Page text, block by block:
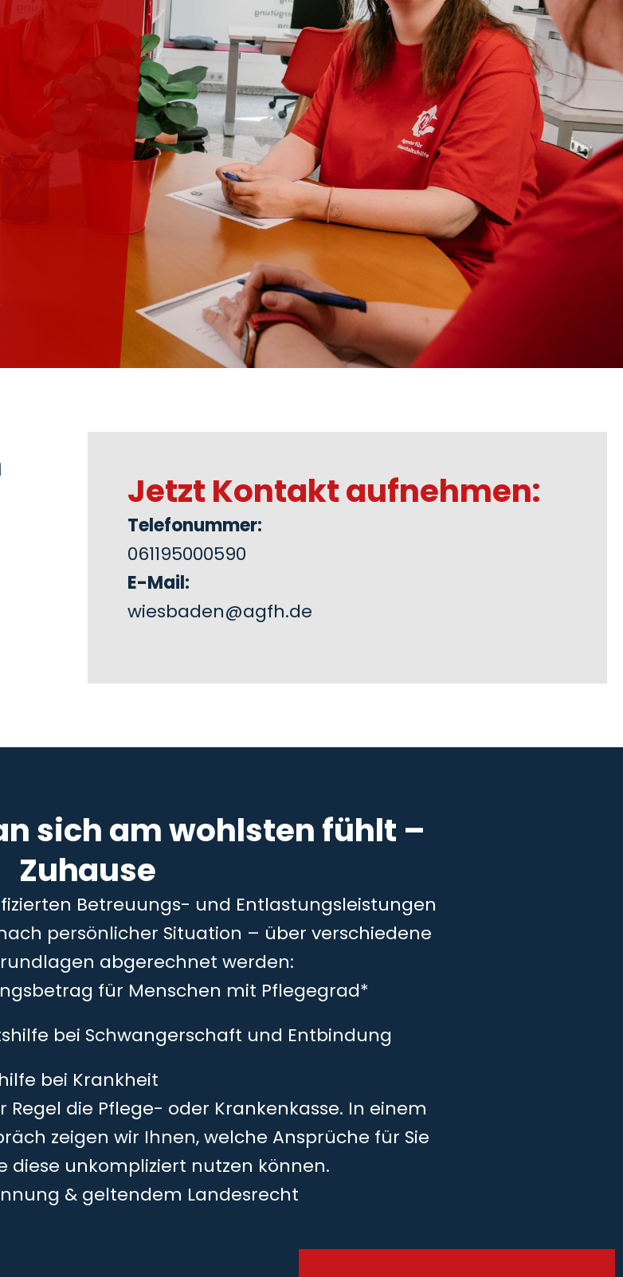
Jetzt Kontakt aufnehmen:
Telefonummer:
061195000590
E-Mail:
wiesbaden@agfh.de
sich am wohlsten fühlt –
Zuhause
Betreuungs- und Entlastungsleistungen
persönlicher Situation – über verschiedene
abgerechnet werden:
für Menschen mit Pflegegrad*
bei Schwangerschaft und Entbindung
bei Krankheit
die Pflege- oder Krankenkasse. In einem
zeigen wir Ihnen, welche Ansprüche für Sie
diese unkompliziert nutzen können.
& geltendem Landesrecht